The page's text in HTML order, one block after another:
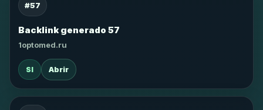
#57
Backlink generado 57
1optomed.ru
SI Abrir